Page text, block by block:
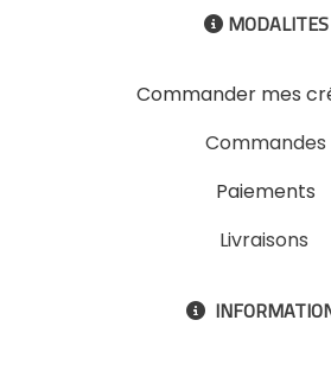
 MODALITES
Commander mes
Commandes
Paiements
Livraisons
